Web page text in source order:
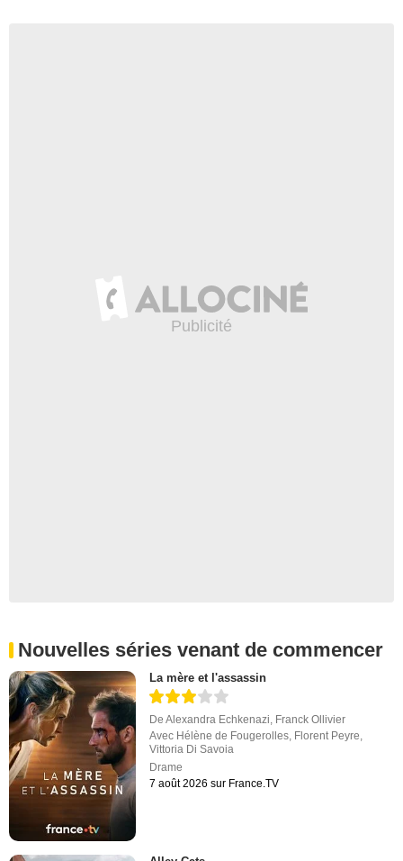
Nouvelles séries venant de commencer
La mère et l'assassin
DeAlexandra Echkenazi, Franck Ollivier
Avec Hélène de Fougerolles, Florent Peyre,
Vittoria Di Savoia
Drame
7 août 2026 sur France.TV